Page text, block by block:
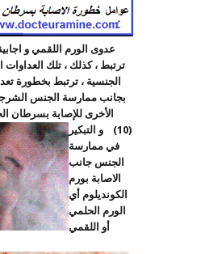
عدوى الورم اللقمي و
ترتبط ، كذلك ، تلك العداوات
الجنسية ، ترتبط بخطورة
الأخرى للإصابة بسرطان
(10)
و التبكير
في ممارسة
الجنس جانب
الاصابة بورم
الكونديلوم أي
الورم الحلمي
أو اللقمي